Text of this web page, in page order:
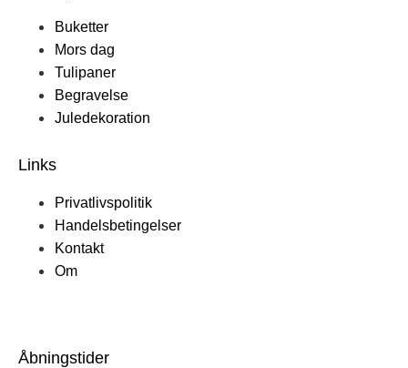
Buketter
Mors dag
Tulipaner
Begravelse
Juledekoration
Links
Privatlivspolitik
Handelsbetingelser
Kontakt
Om
Åbningstider